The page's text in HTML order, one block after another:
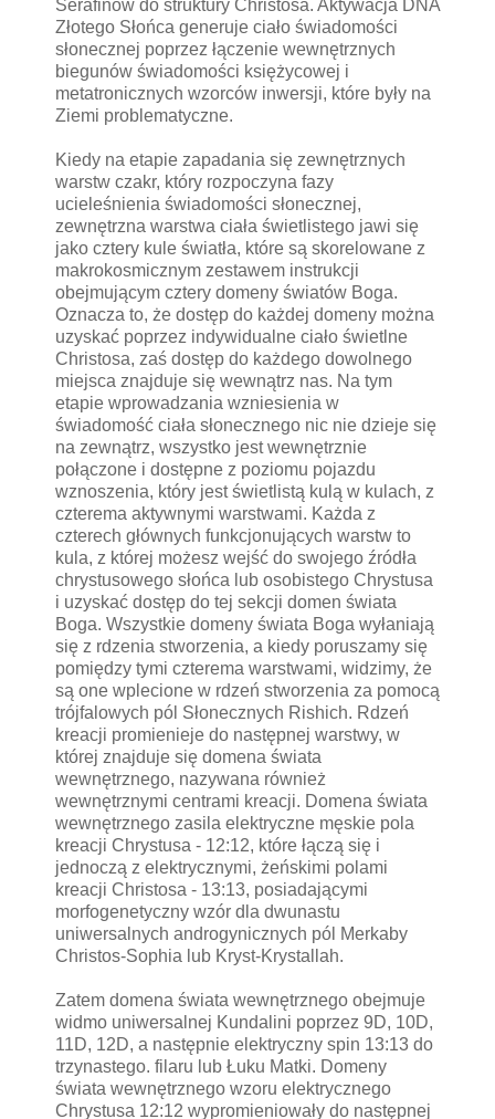
Serafinów do struktury Christosa. Aktywacja DNA
Złotego Słońca generuje ciało świadomości
słonecznej poprzez łączenie wewnętrznych
biegunów świadomości księżycowej i
metatronicznych wzorców inwersji, które były na
Ziemi problematyczne.
Kiedy na etapie zapadania się zewnętrznych
warstw czakr, który rozpoczyna fazy
ucieleśnienia świadomości słonecznej,
zewnętrzna warstwa ciała świetlistego jawi się
jako cztery kule światła, które są skorelowane z
makrokosmicznym zestawem instrukcji
obejmującym cztery domeny światów Boga.
Oznacza to, że dostęp do każdej domeny można
uzyskać poprzez indywidualne ciało świetlne
Christosa, zaś dostęp do każdego dowolnego
miejsca znajduje się wewnątrz nas. Na tym
etapie wprowadzania wzniesienia w
świadomość ciała słonecznego nic nie dzieje się
na zewnątrz, wszystko jest wewnętrznie
połączone i dostępne z poziomu pojazdu
wznoszenia, który jest świetlistą kulą w kulach, z
czterema aktywnymi warstwami. Każda z
czterech głównych funkcjonujących warstw to
kula, z której możesz wejść do swojego źródła
chrystusowego słońca lub osobistego Chrystusa
i uzyskać dostęp do tej sekcji domen świata
Boga. Wszystkie domeny świata Boga wyłaniają
się z rdzenia stworzenia, a kiedy poruszamy się
pomiędzy tymi czterema warstwami, widzimy, że
są one wplecione w rdzeń stworzenia za pomocą
trójfalowych pól Słonecznych Rishich. Rdzeń
kreacji promienieje do następnej warstwy, w
której znajduje się domena świata
wewnętrznego, nazywana również
wewnętrznymi centrami kreacji. Domena świata
wewnętrznego zasila elektryczne męskie pola
kreacji Chrystusa - 12:12, które łączą się i
jednoczą z elektrycznymi, żeńskimi polami
kreacji Christosa - 13:13, posiadającymi
morfogenetyczny wzór dla dwunastu
uniwersalnych androgynicznych pól Merkaby
Christos-Sophia lub Kryst-Krystallah.
Zatem domena świata wewnętrznego obejmuje
widmo uniwersalnej Kundalini poprzez 9D, 10D,
11D, 12D, a następnie elektryczny spin 13:13 do
trzynastego. filaru lub Łuku Matki. Domeny
świata wewnętrznego wzoru elektrycznego
Chrystusa 12:12 wypromieniowały do następnej